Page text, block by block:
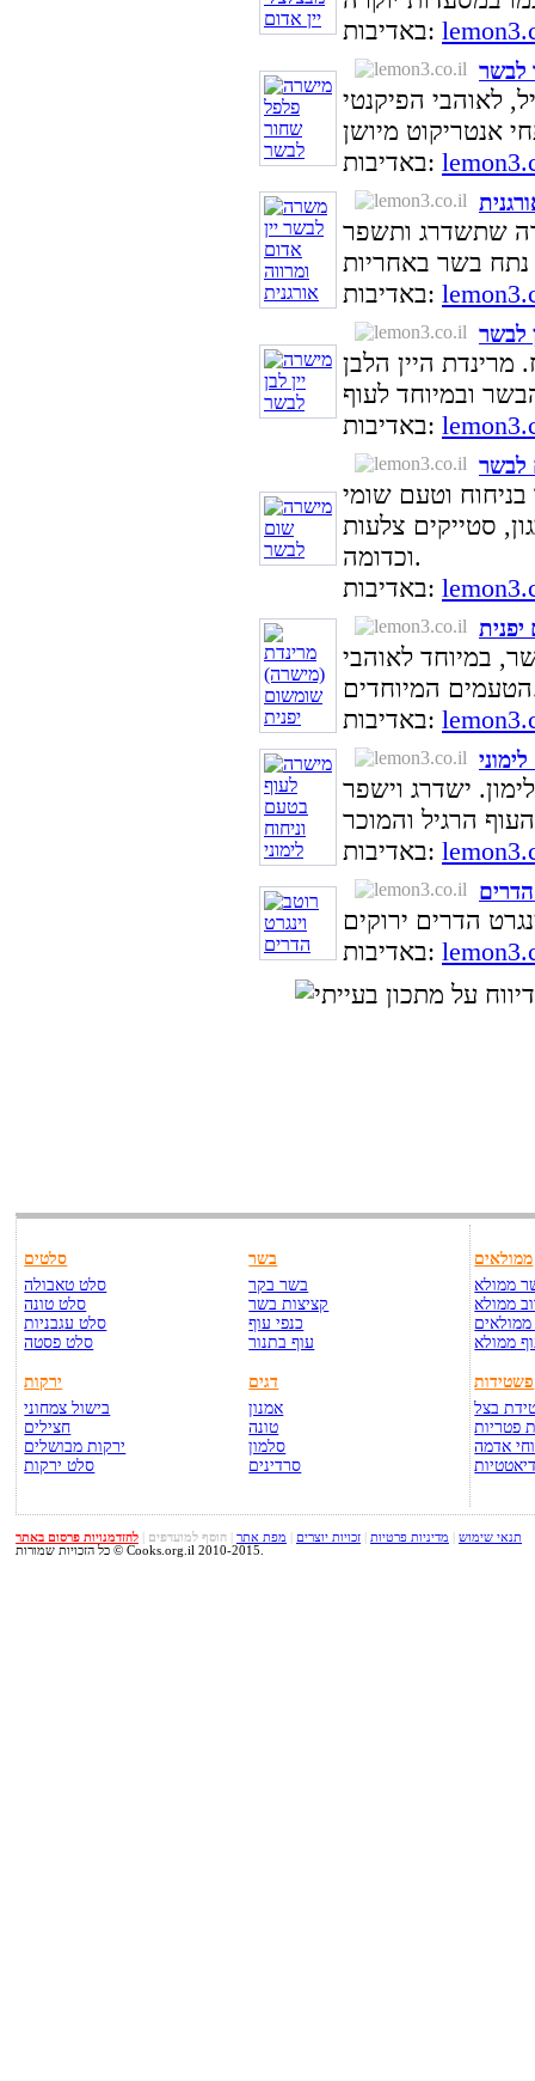
באדיבות:
לבשר
לאוהבי הפיקנטי
באדיבות:
שתשדרג ותשפר
באדיבות:
לבשר
מרינדת היין הלבן
באדיבות:
לבשר
וטעם שומי
סטייקים צלעות
וכדומה.
באדיבות:
במיוחד לאוהבי
באדיבות:
ישדרג וישפר
באדיבות:
הדרים
באדיבות:
סלטים
סלט טאבולה
סלט טונה
סלט עגבניות
סלט פסטה
ירקות
בישול צמחוני
חצילים
ירקות מבושלים
סלט ירקות
בשר
בשר בקר
קציצות בשר
כנפי עוף
עוף בתנור
דגים
אמנון
טונה
סלמון
סרדינים
ממולאים
ממולא
ממולא
ממולא
פשטידות
בצל
פטריות
אדמה
תנאי שימוש מדיניות פרטיות זכויות יוצרים מפת אתר הוסף למועדפים
להזדמנויות פרסום באתר
כל הזכויות שמורות © Cooks.org.il 2010-2015.